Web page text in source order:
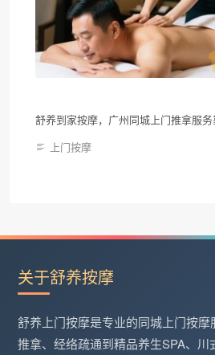
舒养到家按摩，广州同城上门推拿服
上门按摩
关于舒养按摩
舒养上门按摩是专业的同城上门按
推拿、经络疏通到精品养生SPA、